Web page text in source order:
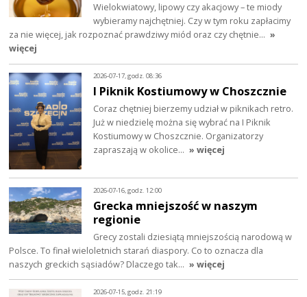
Wielokwiatowy, lipowy czy akacjowy – te miody
wybieramy najchętniej. Czy w tym roku zapłacimy
za nie więcej, jak rozpoznać prawdziwy miód oraz czy chętnie… »
więcej
2026-07-17, godz. 08:36
I Piknik Kostiumowy w Choszcznie
Coraz chętniej bierzemy udział w piknikach retro.
Już w niedzielę można się wybrać na I Piknik
Kostiumowy w Choszcznie. Organizatorzy
zapraszają w okolice… » więcej
2026-07-16, godz. 12:00
Grecka mniejszość w naszym
regionie
Grecy zostali dziesiątą mniejszością narodową w
Polsce. To finał wieloletnich starań diaspory. Co to oznacza dla
naszych greckich sąsiadów? Dlaczego tak… » więcej
2026-07-15, godz. 21:19